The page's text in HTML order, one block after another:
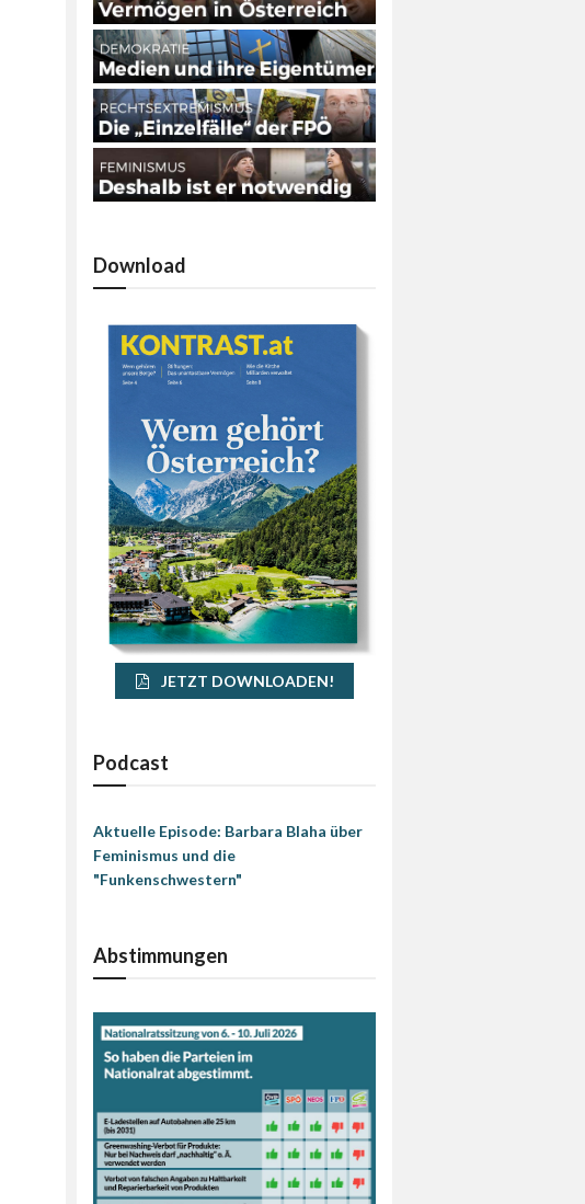
Download
JETZT DOWNLOADEN!
Podcast
Aktuelle Episode: Barbara Blaha über
Feminismus und die
"Funkenschwestern"
Abstimmungen